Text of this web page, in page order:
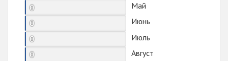
0
Май
0
Июнь
0
Июль
0
Август